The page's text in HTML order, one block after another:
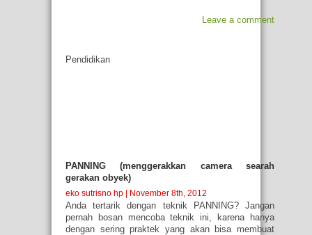
Leave a comment
Pendidikan
PANNING (menggerakkan camera searah
gerakan obyek)
eko sutrisno hp | November 8th, 2012
Anda tertarik dengan teknik PANNING? Jangan
pernah bosan mencoba teknik ini, karena hanya
dengan sering praktek yang akan bisa membuat